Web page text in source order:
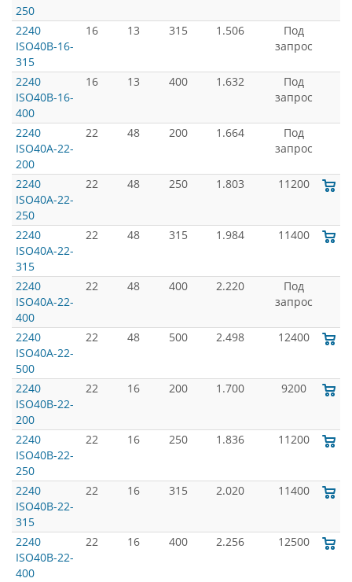
250
2240
ISO40B-16-
315
16 13 315 1.506
Под
запрос
2240
ISO40B-16-
400
16 13 400 1.632
Под
запрос
2240
ISO40A-22-
200
22 48 200 1.664
Под
запрос
2240
ISO40A-22-
250
22 48 250 1.803 11200
2240
ISO40A-22-
315
22 48 315 1.984 11400
2240
ISO40A-22-
400
22 48 400 2.220
Под
запрос
2240
ISO40A-22-
500
22 48 500 2.498 12400
2240
ISO40B-22-
200
22 16 200 1.700 9200
2240
ISO40B-22-
250
22 16 250 1.836 11200
2240
ISO40B-22-
315
22 16 315 2.020 11400
2240
ISO40B-22-
400
22 16 400 2.256 12500